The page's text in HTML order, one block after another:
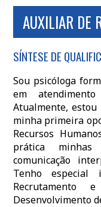
AUXILIAR DE
SÍNTESE DE
Sou psicóloga
em
Atualmente,
minha primeira
Recursos
prática minhas
comunicação
Tenho especial
Recrutamento
Desenvolvimento